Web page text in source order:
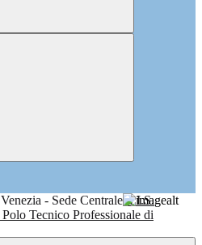
I.I.S.
Polo Tecnico Professionale di